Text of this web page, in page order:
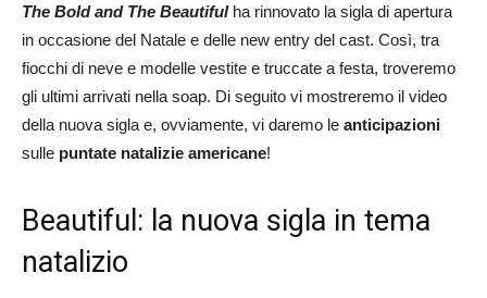
The Bold and The Beautiful ha rinnovato la sigla di apertura
in occasione del Natale e delle new entry del cast. Così, tra
fiocchi di neve e modelle vestite e truccate a festa, troveremo
gli ultimi arrivati nella soap. Di seguito vi mostreremo il video
della nuova sigla e, ovviamente, vi daremo le anticipazioni
sulle puntate natalizie americane!
Beautiful: la nuova sigla in tema
natalizio